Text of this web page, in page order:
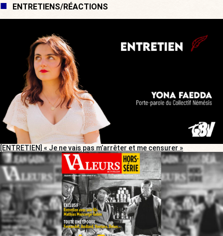
ENTRETIENS/RÉACTIONS
[ENTRETIEN] « Je ne vais pas m’arrêter et me censurer »